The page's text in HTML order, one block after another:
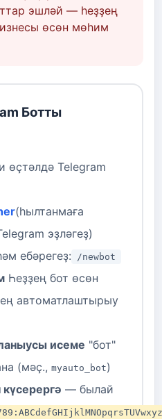
эшләй — һеҙҙең
өсөн мөһим
Ботты
өҫтәлдә Telegram
(һылтанмаға
эҙләгеҙ)
ебәрегеҙ:
/newbot
Һеҙҙең бот өсөн
автоматлаштырыу
исеме "бот"
(мәҫ., myauto_bot)
— былай